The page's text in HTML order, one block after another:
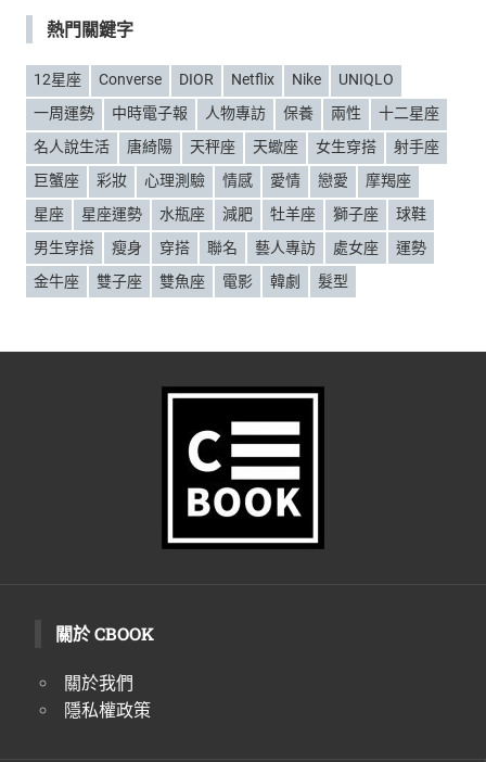
熱門關鍵字
12星座 Converse DIOR Netflix Nike
UNIQLO
一周運勢
中時電子報 人物專訪 保養 兩性
十二星座
名人說生活
唐綺陽 天秤座 天蠍座 女生穿搭
射手座
巨蟹座
彩妝 心理測驗 情感 愛情 戀愛
摩羯座
星座
星座運勢 水瓶座 減肥 牡羊座 獅子座
球鞋
男生穿搭
瘦身 穿搭 聯名 藝人專訪 處女座
運勢
金牛座
雙子座 雙魚座 電影 韓劇 髮型
關於 CBOOK
關於我們
隱私權政策